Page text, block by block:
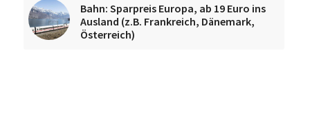
Bahn: Sparpreis Europa, ab 19 Euro ins
Ausland (z.B. Frankreich, Dänemark,
Österreich)